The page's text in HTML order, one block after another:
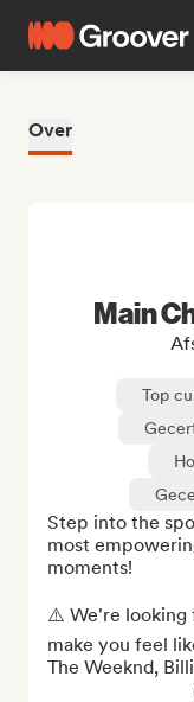
Over
Main
Top
Step into the
most
moments!
⚠️ We're looking
make you feel
The Weeknd,